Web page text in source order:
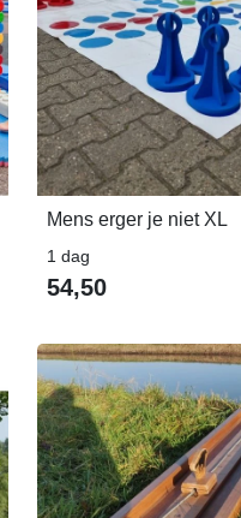
Mens erger je niet XL
1 dag
54,50